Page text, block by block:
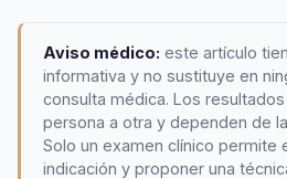
Aviso médico: este artículo
informativa y no sustituye en
consulta médica. Los resultados
persona a otra y dependen de
Solo un examen clínico permite
indicación y proponer una